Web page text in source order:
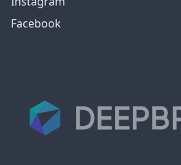
Facebook